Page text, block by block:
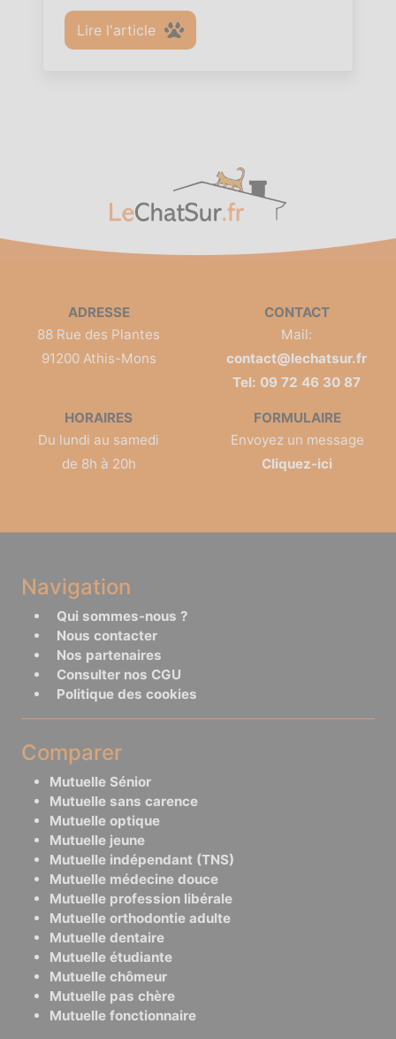
Lire l'article
ADRESSE
88 Rue des Plantes
91200 Athis-Mons
CONTACT
Mail:
contact@lechatsur.fr
Tel: 09 72 46 30 87
HORAIRES
Du lundi au samedi
de 8h à 20h
FORMULAIRE
Envoyez un message
Cliquez-ici
Navigation
Qui sommes-nous ?
Nous contacter
Nos partenaires
Consulter nos CGU
Politique des cookies
Comparer
Mutuelle Sénior
Mutuelle sans carence
Mutuelle optique
Mutuelle jeune
Mutuelle indépendant (TNS)
Mutuelle médecine douce
Mutuelle profession libérale
Mutuelle orthodontie adulte
Mutuelle dentaire
Mutuelle étudiante
Mutuelle chômeur
Mutuelle pas chère
Mutuelle fonctionnaire